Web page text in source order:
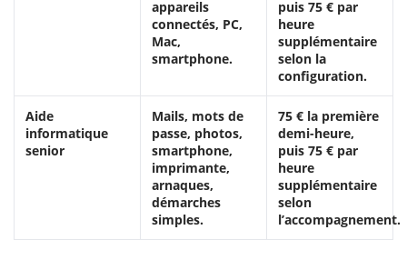
appareils
connectés, PC,
Mac,
smartphone.
puis 75 € par
heure
supplémentaire
selon la
configuration.
Aide
informatique
senior
Mails, mots de
passe, photos,
smartphone,
imprimante,
arnaques,
démarches
simples.
75 € la première
demi-heure,
puis 75 € par
heure
supplémentaire
selon
l’accompagnement.